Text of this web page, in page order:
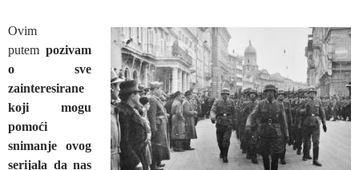
Ovim
putem pozivam
o sve
zainteresirane
koji mogu
pomoći
snimanje ovog
serijala da nas